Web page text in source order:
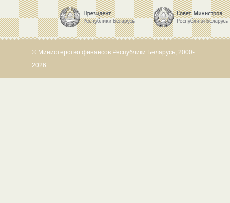
© Министерство финансов Республики Беларусь, 2000-
2026.